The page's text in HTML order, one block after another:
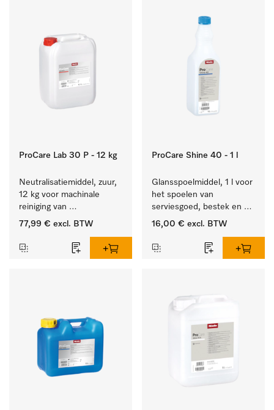
ProCare Lab 30 P - 12 kg
Neutralisatiemiddel, zuur,
12 kg voor machinale
reiniging van
laboratoriumglaswerk en -
77,99 € excl. BTW
ProCare Shine 40 - 1 l
Glansspoelmiddel, 1 l voor
het spoelen van
serviesgoed, bestek en
ideaal voor glazen.
16,00 € excl. BTW